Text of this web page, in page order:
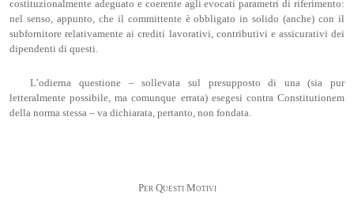
costituzionalmente adeguato e coerente agli evocati parametri di riferimento:
nel senso, appunto, che il committente è obbligato in solido (anche) con il
subfornitore relativamente ai crediti lavorativi, contributivi e assicurativi dei
dipendenti di questi.
L’odierna questione – sollevata sul presupposto di una (sia pur
letteralmente possibile, ma comunque errata) esegesi contra Constitutionem
della norma stessa – va dichiarata, pertanto, non fondata.
Per Questi Motivi